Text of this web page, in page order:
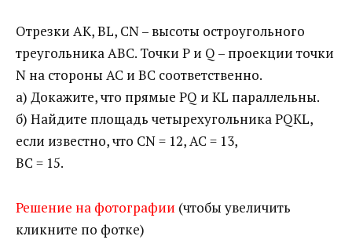
Отрезки AK, BL, CN – высоты остроугольного
треугольника АВС. Точки Р и Q – проекции точки
N на стороны АС и ВС соответственно.
а) Докажите, что прямые PQ и KL параллельны.
б) Найдите площадь четырехугольника PQKL,
если известно, что CN = 12, AC = 13,
BC = 15.
Решение на фотографии (чтобы увеличить
кликните по фотке)